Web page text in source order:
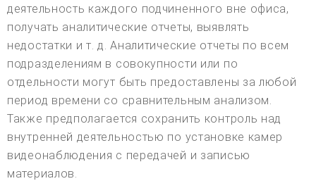
деятельность каждого подчиненного вне офиса,
получать аналитические отчеты, выявлять
недостатки и т. д. Аналитические отчеты по всем
подразделениям в совокупности или по
отдельности могут быть предоставлены за любой
период времени со сравнительным анализом.
Также предполагается сохранить контроль над
внутренней деятельностью по установке камер
видеонаблюдения с передачей и записью
материалов.